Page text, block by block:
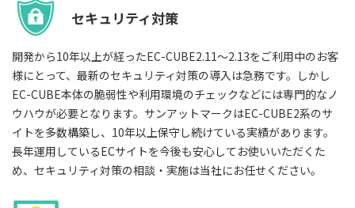
セキュリティ対策
開発から10年以上が経ったEC-CUBE2.11～2.13をご利用中のお客
様にとって、最新のセキュリティ対策の導入は急務です。しかし
EC-CUBE本体の脆弱性や利用環境のチェックなどには専門的なノ
ウハウが必要となります。サンアットマークはEC-CUBE2系のサ
イトを多数構築し、10年以上保守し続けている実績があります。
長年運用しているECサイトを今後も安心してお使いいただくた
め、セキュリティ対策の相談・実施は当社にお任せください。